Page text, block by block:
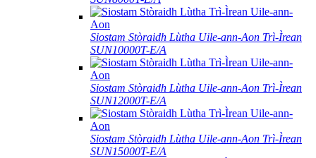
Siostam Stòraidh Lùtha Uile-ann-Aon Trì-Ìrean
SUN10000T-E/A
Siostam Stòraidh Lùtha Uile-ann-Aon Trì-Ìrean
SUN12000T-E/A
Siostam Stòraidh Lùtha Uile-ann-Aon Trì-Ìrean
SUN15000T-E/A